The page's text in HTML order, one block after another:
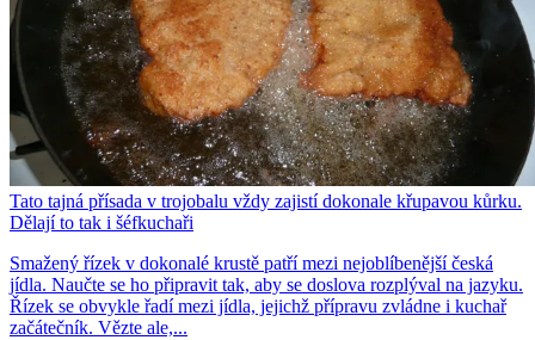
Tato tajná přísada v trojobalu vždy zajistí dokonale křupavou kůrku.
Dělají to tak i šéfkuchaři
Smažený řízek v dokonalé krustě patří mezi nejoblíbenější česká
jídla. Naučte se ho připravit tak, aby se doslova rozplýval na jazyku.
Řízek se obvykle řadí mezi jídla, jejichž přípravu zvládne i kuchař
začátečník. Vězte ale,...